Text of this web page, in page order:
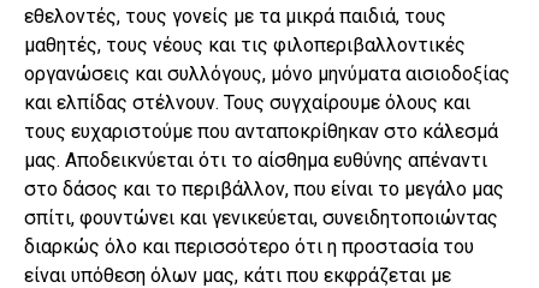
εθελοντές, τους γονείς με τα μικρά παιδιά, τους
μαθητές, τους νέους και τις φιλοπεριβαλλοντικές
οργανώσεις και συλλόγους, μόνο μηνύματα αισιοδοξίας
και ελπίδας στέλνουν. Τους συγχαίρουμε όλους και
τους ευχαριστούμε που ανταποκρίθηκαν στο κάλεσμά
μας. Αποδεικνύεται ότι το αίσθημα ευθύνης απέναντι
στο δάσος και το περιβάλλον, που είναι το μεγάλο μας
σπίτι, φουντώνει και γενικεύεται, συνειδητοποιώντας
διαρκώς όλο και περισσότερο ότι η προστασία του
είναι υπόθεση όλων μας, κάτι που εκφράζεται με